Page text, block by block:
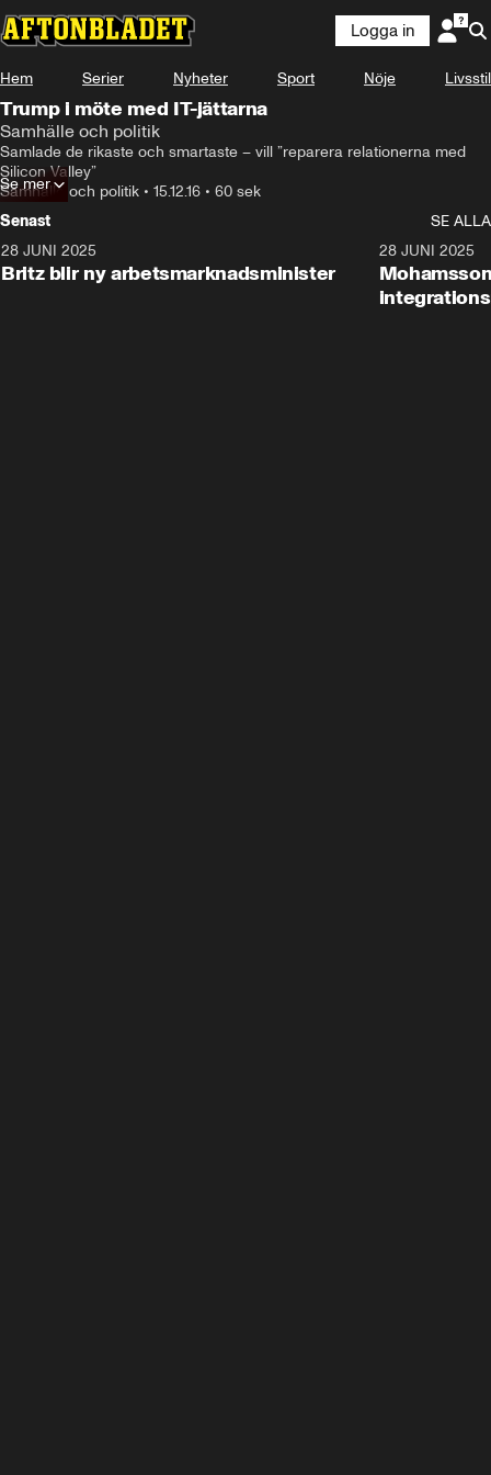
Logga in
Hem Serier Nyheter Sport Nöje Livsstil
Trump i möte med IT-jättarna
Samhälle och politik
Samlade de rikaste och smartaste – vill ”reparera relationerna med
Silicon Valley”
Samhälle och politik • 15.12.16 • 60 sek
Se mer
Senast
SE ALLA
28 JUNI 2025
Britz blir ny arbetsmarknadsminister
28 JUNI 2025